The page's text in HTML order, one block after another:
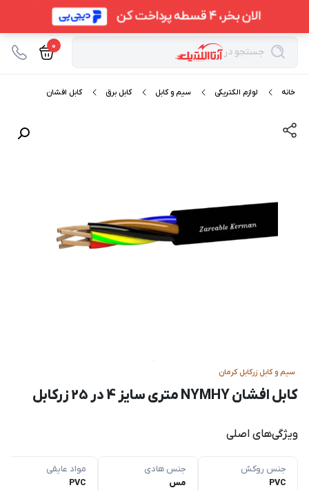
جستجو در 0
خانه لوازم الکتریکی سیم و کابل کابل برق کابل افشان
سیم و کابل زرکابل کرمان
کابل افشان NYMHY متری سایز 4 در 25 زرکابل
ویژگی‌های اصلی
جنس روکش
PVC
جنس هادی
مس
مواد عایقی
PVC